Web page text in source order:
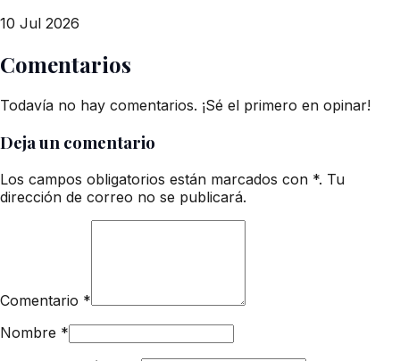
10 Jul 2026
Comentarios
Todavía no hay comentarios. ¡Sé el primero en opinar!
Deja un comentario
Los campos obligatorios están marcados con *. Tu
dirección de correo no se publicará.
Comentario *
Nombre *